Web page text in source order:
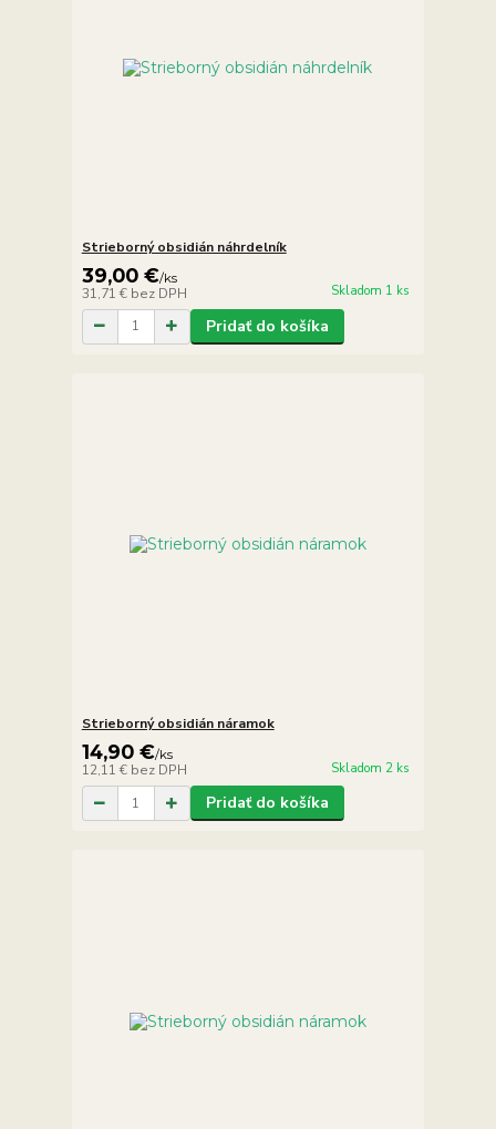
Strieborný obsidián náhrdelník
39,00 €/ks
31,71 € bez DPH Skladom 1 ks
Pridať do košíka
Strieborný obsidián náramok
14,90 €/ks
12,11 € bez DPH Skladom 2 ks
Pridať do košíka